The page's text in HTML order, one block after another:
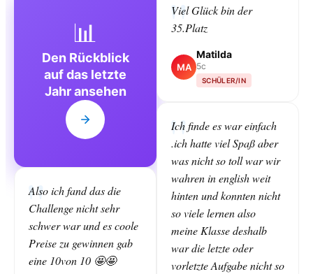
📊
Den Rückblick
auf das letzte
Jahr ansehen
Also ich fand das die
Challenge nicht sehr
schwer war und es coole
Preise zu gewinnen gab
eine 10von 10 🤩🤩
Viel Glück bin der
35.Platz
MA
Matilda
5c
SCHÜLER/IN
Ich finde es war einfach
.ich hatte viel Spaß aber
was nicht so toll war wir
wahren in english weit
hinten und konnten nicht
so viele lernen also
meine Klasse deshalb
war die letzte oder
vorletzte Aufgabe nicht so